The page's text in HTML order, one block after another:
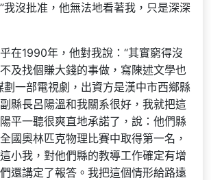
我沒批准，他無法地看著我，只是深深
在1990年，他對我說：“其實窮得沒
及找個賺大錢的事做，寫陳述文學也
劃一部電視劇，出資方是漢中市西鄉縣
縣長呂陽溫和我關系很好，我就把這
平一聽很爽直地承諾了，說：他們縣
國奧林匹克物理比賽中取得第一名，
小我，對他們縣的教導工作確定有增
還講定了報答。我把這個情形給路遠